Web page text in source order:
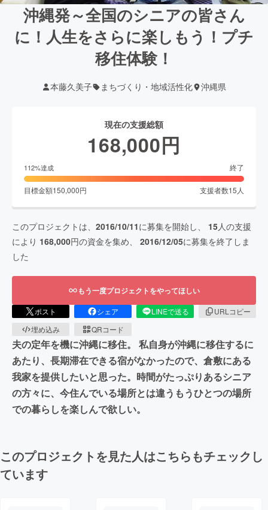
沖縄発～全国のシニアの皆さん
に！人生をさらに楽しもう！プチ
移住体験！
本藤久美子 まちづくり・地域活性化 沖縄県
現在の支援総額
168,000円
112%達成 終了
目標金額150,000円 支援者数15 人
このプロジェクトは、 2016/10/11に募集を開始し、 15人の支援
により 168,000円の資金を集め、 2016/12/05に募集を終了しま
した
もう一度プロジェクトをやってほしい
ポスト シェア LINEで送る
URLコピー
埋め込み
QRコード
夫の定年を機に沖縄に移住。 私自身が沖縄に移住するに
あたり、長期滞在できる宿がなかったので、倉敷にある
我家を提供したいと思った。時間がたっぷりあるシニア
の方々に、今住んでいる場所とは違うもうひとつの場所
での暮らしを楽しんで欲しい。
このプロジェクトを見た人はこちらもチェックし
ています